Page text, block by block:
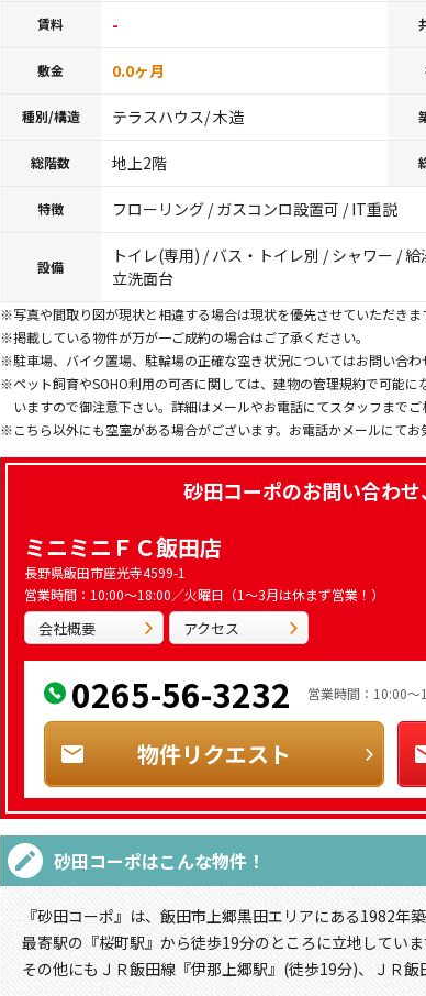
賃料 -
敷金 0.0ヶ月
種別/構造 テラスハウス/ 木造
総階数 地上2階
特徴 フローリング / ガスコンロ設置可 / IT重説
設備
トイレ(専用) / バス・トイレ別 / シャワー /
立洗面台
※写真や間取り図が現状と相違する場合は現状を優先させていただきま
※掲載している物件が万が一ご成約の場合はご了承ください。
※駐車場、バイク置場、駐輪場の正確な空き状況についてはお問い合わ
※ペット飼育やSOHO利用の可否に関しては、建物の管理規約で可能
いますので御注意下さい。詳細はメールやお電話にてスタッフまでご
※こちら以外にも空室がある場合がございます。お電話かメールにてお
砂田コーポのお問い合わ
ミニミニＦＣ飯田店
長野県飯田市座光寺4599-1
営業時間：10:00～18:00／火曜日（1～3月は休まず営業！）
会社概要 アクセス
0265-56-3232 営業時間：10:00～
物件リクエスト
砂田コーポはこんな物件！
『砂田コーポ』は、飯田市上郷黒田エリアにある1982年
最寄駅の『桜町駅』から徒歩19分のところに立地していま
その他にもＪＲ飯田線『伊那上郷駅』(徒歩19分)、ＪＲ飯